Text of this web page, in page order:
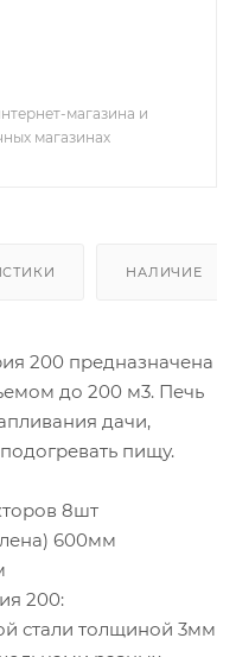
магазина и
магазинах
НАЛИЧИЕ
200 предназначена
до 200 м3. Печь
дачи,
пищу.
8шт
600мм
200:
стали толщиной 3мм